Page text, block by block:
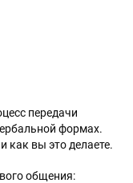
передачи
формах.
как вы это делаете.
общения: